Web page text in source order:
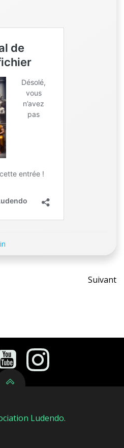
Suivant
Ludendo.